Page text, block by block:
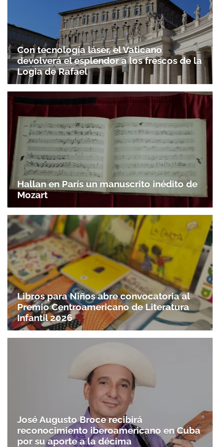
Con tecnología láser, el Vaticano
devolverá el esplendor a los frescos de la
Logia de Rafael
Hallan en París un manuscrito inédito de
Mozart
Libros para Niños abre convocatoria al
Premio Centroamericano de Literatura
Infantil 2026
José Augusto Broce recibirá
reconocimiento iberoamericano en Cuba
por su aporte a la décima